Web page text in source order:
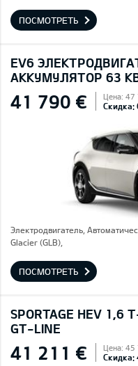
ПОСМОТРЕТЬ
EV6
AККУМУЛЯТОР 63
41 790 € Цена: 47
Скидка:
Электродвигатель,
Glacier (GLB),
ПОСМОТРЕТЬ
SPORTAGE HEV 1,6
GT-LINE
41 211 € Цена: 45
Скидка: